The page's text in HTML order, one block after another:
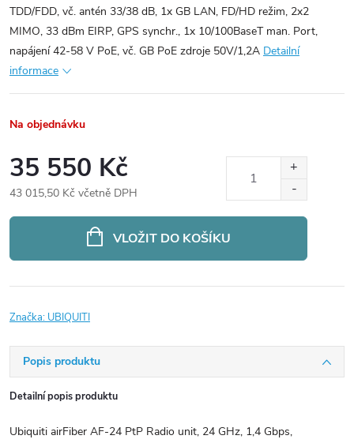
TDD/FDD, vč. antén 33/38 dB, 1x GB LAN, FD/HD režim, 2x2
MIMO, 33 dBm EIRP, GPS synchr., 1x 10/100BaseT man. Port,
napájení 42-58 V PoE, vč. GB PoE zdroje 50V/1,2A Detailní
informace
Na objednávku
35 550 Kč
43 015,50 Kč včetně DPH
VLOŽIT DO KOŠÍKU
Značka: UBIQUITI
Popis produktu
Detailní popis produktu
Ubiquiti airFiber AF-24 PtP Radio unit, 24 GHz, 1,4 Gbps,